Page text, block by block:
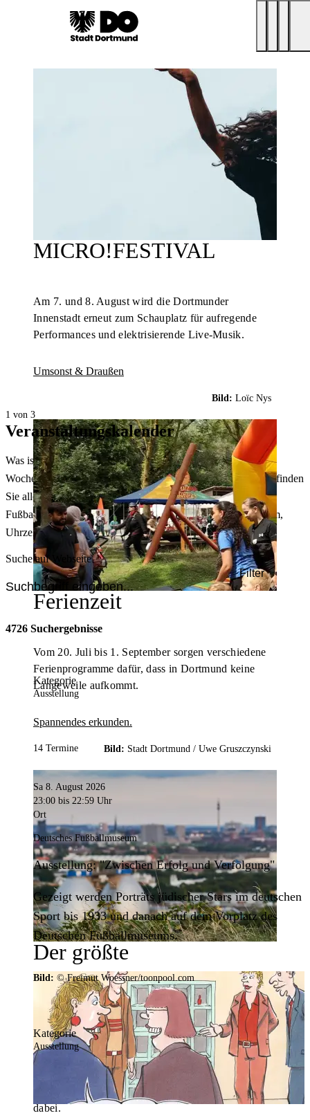
MICRO!FESTIVAL
Am 7. und 8. August wird die Dortmunder
Innenstadt erneut zum Schauplatz für aufregende
Performances und elektrisierende Live-Musik.
Umsonst & Draußen
Bild: Loïc Nys
Ferienzeit
Vom 20. Juli bis 1. September sorgen verschiedene
Ferienprogramme dafür, dass in Dortmund keine
Langeweile aufkommt.
Spannendes erkunden.
Bild: Stadt Dortmund / Uwe Gruszczynski
Der größte
Veranstaltungskalender der
Region
Mit weit über 4.000 Terminen ist der
Veranstaltungskalender der Stadt Dortmund der
umfangreichste der Region. Hier ist für alle was
dabei.
1 von 3
Veranstaltungskalender
Was ist heute in Dortmund los? Welche Konzerte gibt es am
Wochenende? Im größten Veranstaltungskalender Dortmunds finden
Sie alle Events – von der Stadt- oder Museumsführung übers
Fußballspiel bis zum Flohmarkt. Sie können dabei nach Datum,
Uhrzeit, Ort oder Art der Veranstaltung auswählen. Viel Spaß!
Suche auf Webseite
Filter
4726 Suchergebnisse
Kategorie
Ausstellung
14 Termine
Sa 8. August 2026
23:00 bis 22:59 Uhr
Ort
Deutsches Fußballmuseum
Ausstellung: "Zwischen Erfolg und Verfolgung"
Gezeigt werden Porträts jüdischer Stars im deutschen
Sport bis 1933 und danach auf dem Vorplatz des
Deutschen Fußballmuseums.
Bild: © Freimut Woessner/toonpool.com
Kategorie
Ausstellung